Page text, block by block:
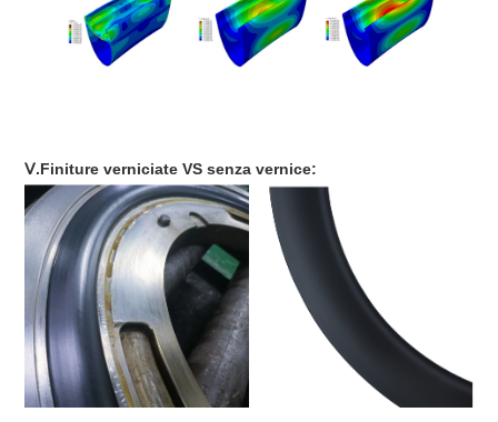
Ⅴ.Finiture verniciate VS senza vernice: